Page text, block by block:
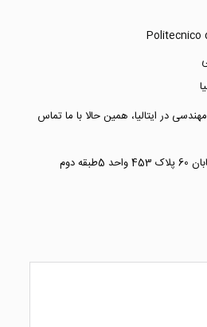
در ایتالیا، همین حالا با ما تماس
دوم